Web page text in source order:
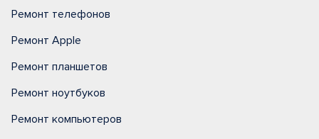
Ремонт телефонов
Ремонт Apple
Ремонт планшетов
Ремонт ноутбуков
Ремонт компьютеров